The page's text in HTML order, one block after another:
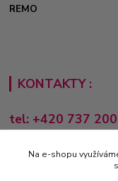
REMO
KONTAKTY :
tel: +420 737
Pondělí-Pátek: 8 - 17
obchod@e-
Na e-shopu